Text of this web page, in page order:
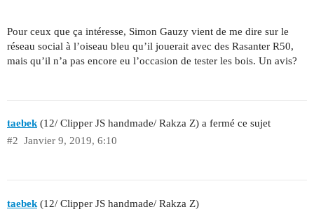
Pour ceux que ça intéresse, Simon Gauzy vient de me dire sur le
réseau social à l’oiseau bleu qu’il jouerait avec des Rasanter R50,
mais qu’il n’a pas encore eu l’occasion de tester les bois. Un avis?
taebek(12/ Clipper JS handmade/ Rakza Z) a fermé ce sujet
Janvier 9, 2019, 6:10
#2
taebek (12/ Clipper JS handmade/ Rakza Z)